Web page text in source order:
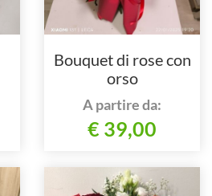
Bouquet di rose con
orso
A partire da:
€ 39,00